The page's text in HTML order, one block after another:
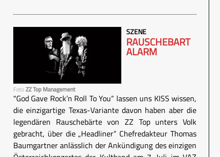
FotoZZ Top Management
SZENE
RAUSCHEBART
ALARM
"God Gave Rock’n Roll To You“ lassen uns KISS wissen,
die einzigartige Texas-Variante davon haben aber die
legendären Rauschebärte von ZZ Top unters Volk
gebracht, über die „Headliner“ Chefredakteur Thomas
Baumgartner anlässlich der Ankündigung des einzigen